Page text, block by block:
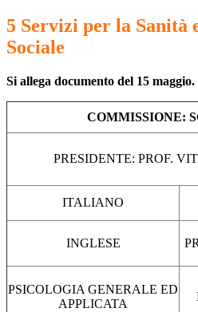
5 Servizi per la Sanità
Sociale
Si allega documento del 15 maggio.
COMMISSIONE:
PRESIDENTE: PROF.
ITALIANO
INGLESE
PSICOLOGIA GENERALE ED
APPLICATA